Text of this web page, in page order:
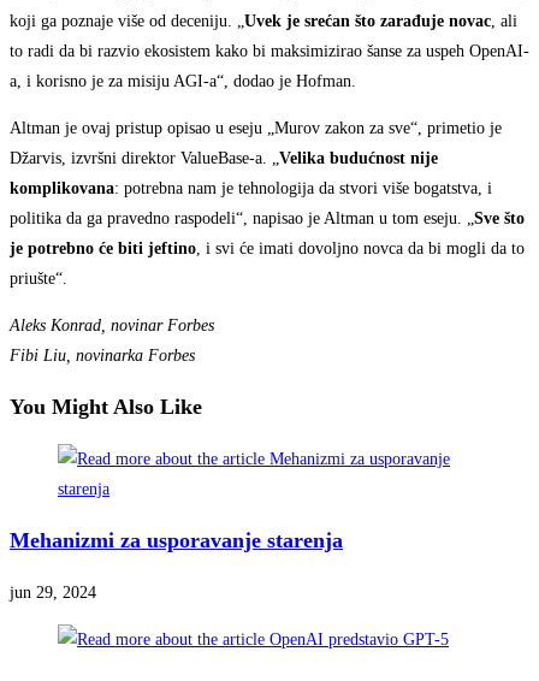
koji ga poznaje više od deceniju. „Uvek je srećan što zarađuje novac, ali
to radi da bi razvio ekosistem kako bi maksimizirao šanse za uspeh OpenAI-
a, i korisno je za misiju AGI-a“, dodao je Hofman.
Altman je ovaj pristup opisao u eseju „Murov zakon za sve“, primetio je
Džarvis, izvršni direktor ValueBase-a. „Velika budućnost nije
komplikovana: potrebna nam je tehnologija da stvori više bogatstva, i
politika da ga pravedno raspodeli“, napisao je Altman u tom eseju. „Sve što
je potrebno će biti jeftino, i svi će imati dovoljno novca da bi mogli da to
priušte“.
Aleks Konrad, novinar Forbes
Fibi Liu, novinarka Forbes
You Might Also Like
Mehanizmi za usporavanje starenja
jun 29, 2024